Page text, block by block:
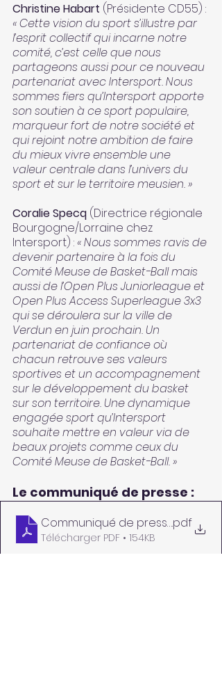
Christine Habart (Présidente CD55) :
« Cette vision du sport s’illustre par
l’esprit collectif qui incarne notre
comité, c’est celle que nous
partageons aussi pour ce nouveau
partenariat avec Intersport. Nous
sommes fiers qu’Intersport apporte
son soutien à ce sport populaire,
marqueur fort de notre société et
qui rejoint notre ambition de faire
du mieux vivre ensemble une
valeur centrale dans l’univers du
sport et sur le territoire meusien. »
Coralie Specq (Directrice régionale
Bourgogne/Lorraine chez
Intersport) : « Nous sommes ravis de
devenir partenaire à la fois du
Comité Meuse de Basket-Ball mais
aussi de l’Open Plus Juniorleague et
Open Plus Access Superleague 3x3
qui se déroulera sur la ville de
Verdun en juin prochain. Un
partenariat de confiance où
chacun retrouve ses valeurs
sportives et un accompagnement
sur le développement du basket
sur son territoire. Une dynamique
engagée sport qu’Intersport
souhaite mettre en valeur via de
beaux projets comme ceux du
Comité Meuse de Basket-Ball. »
Le communiqué de presse :
Communiqué de presse - CD55 x
.pdf
Télécharger PDF • 154KB